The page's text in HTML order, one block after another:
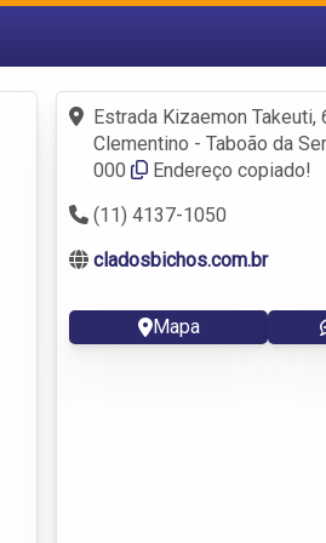
Fazer login
Criar conta
Estrada Kizaemon Takeuti,
Clementino - Taboão da
000
Endereço copiado!
(11) 4137-1050
cladosbichos.com.br
Mapa